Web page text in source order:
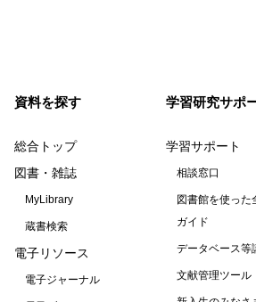
資料を探す
総合トップ
図書・雑誌
MyLibrary
蔵書検索
電子リソース
電子ジャーナル
学習研究サポ
学習サポート
相談窓口
図書館を使った
ガイド
データベース等
文献管理ツール